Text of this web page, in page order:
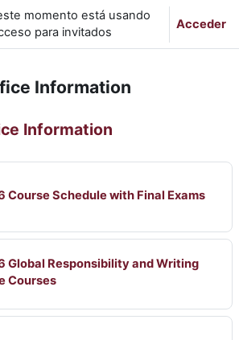
momento está usando
para invitados
Acceder
Information
Information
Course Schedule with Final Exams
Global Responsibility and Writing
CoursesArchivo